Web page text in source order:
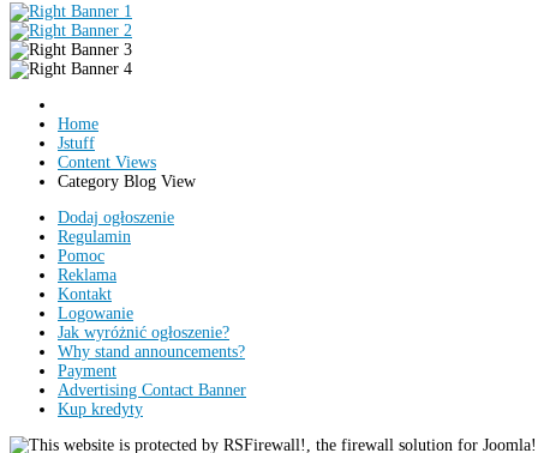
Home
Jstuff
Content Views
Category Blog View
Dodaj ogłoszenie
Regulamin
Pomoc
Reklama
Kontakt
Logowanie
Jak wyróżnić ogłoszenie?
Why stand announcements?
Payment
Advertising Contact Banner
Kup kredyty